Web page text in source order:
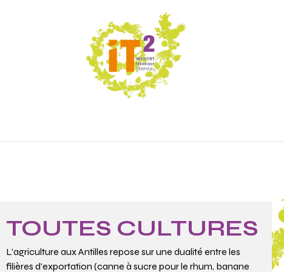
TOUTES CULTURES
L'agriculture aux Antilles repose sur une dualité entre les
filières d'exportation (canne à sucre pour le rhum, banane